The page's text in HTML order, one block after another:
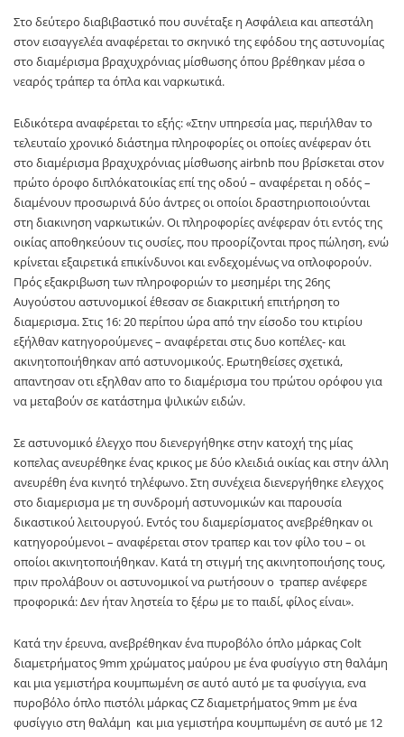
Στο δεύτερο διαβιβαστικό που συνέταξε η Ασφάλεια και απεστάλη
στον εισαγγελέα αναφέρεται το σκηνικό της εφόδου της αστυνομίας
στο διαμέρισμα βραχυχρόνιας μίσθωσης όπου βρέθηκαν μέσα ο
νεαρός τράπερ τα όπλα και ναρκωτικά.
Ειδικότερα αναφέρεται το εξής: «Στην υπηρεσία μας, περιήλθαν το
τελευταίο χρονικό διάστημα πληροφορίες οι οποίες ανέφεραν ότι
στο διαμέρισμα βραχυχρόνιας μίσθωσης airbnb που βρίσκεται στον
πρώτο όροφο διπλόκατοικίας επί της οδού – αναφέρεται η οδός –
διαμένουν προσωρινά δύο άντρες οι οποίοι δραστηριοποιούνται
στη διακινηση ναρκωτικών. Οι πληροφορίες ανέφεραν ότι εντός της
οικίας αποθηκεύουν τις ουσίες, που προορίζονται προς πώληση, ενώ
κρίνεται εξαιρετικά επικίνδυνοι και ενδεχομένως να οπλοφορούν.
Πρός εξακριβωση των πληροφοριών το μεσημέρι της 26ης
Αυγούστου αστυνομικοί έθεσαν σε διακριτική επιτήρηση το
διαμερισμα. Στις 16: 20 περίπου ώρα από την είσοδο του κτιρίου
εξήλθαν κατηγορούμενες – αναφέρεται στις δυο κοπέλες- και
ακινητοποιήθηκαν από αστυνομικούς. Ερωτηθείσες σχετικά,
απαντησαν οτι εξηλθαν απο το διαμέρισμα του πρώτου ορόφου για
να μεταβούν σε κατάστημα ψιλικών ειδών.
Σε αστυνομικό έλεγχο που διενεργήθηκε στην κατοχή της μίας
κοπελας ανευρέθηκε ένας κρικος με δύο κλειδιά οικίας και στην άλλη
ανευρέθη ένα κινητό τηλέφωνο. Στη συνέχεια διενεργήθηκε ελεγχος
στο διαμερισμα με τη συνδρομή αστυνομικών και παρουσία
δικαστικού λειτουργού. Εντός του διαμερίσματος ανεβρέθηκαν οι
κατηγορούμενοι – αναφέρεται στον τραπερ και τον φίλο του – οι
οποίοι ακινητοποιήθηκαν. Κατά τη στιγμή της ακινητοποιήσης τους,
πριν προλάβουν οι αστυνομικοί να ρωτήσουν ο τραπερ ανέφερε
προφορικά: Δεν ήταν ληστεία το ξέρω με το παιδί, φίλος είναι».
Κατά την έρευνα, ανεβρέθηκαν ένα πυροβόλο όπλο μάρκας Colt
διαμετρήματος 9mm χρώματος μαύρου με ένα φυσίγγιο στη θαλάμη
και μια γεμιστήρα κουμπωμένη σε αυτό αυτό με τα φυσίγγια, ενα
πυροβόλο όπλο πιστόλι μάρκας CZ διαμετρήματος 9mm με ένα
φυσίγγιο στη θαλάμη και μια γεμιστήρα κουμπωμένη σε αυτό με 12